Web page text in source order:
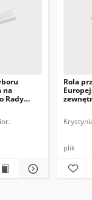
na
Rady
Rola
plik